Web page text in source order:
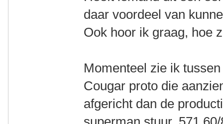
daar voordeel van
Ook hoor ik graag, hoe
Momenteel zie ik
Cougar proto die
afgericht dan de